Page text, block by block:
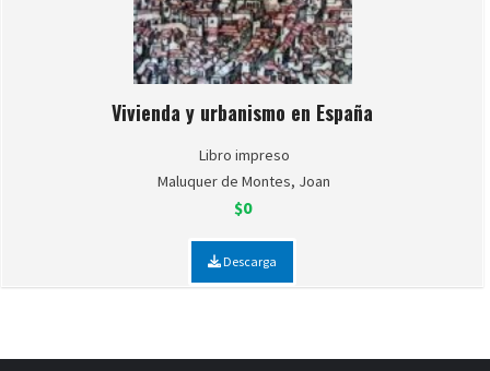
Vivienda y urbanismo en España
Libro impreso
Maluquer de Montes, Joan
$0
Descarga